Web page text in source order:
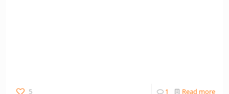
5 1 Read more